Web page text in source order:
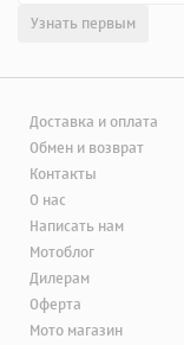
Доставка и оплата
Обмен и возврат
Контакты
О нас
Написать нам
Мотоблог
Дилерам
Оферта
Мото магазин